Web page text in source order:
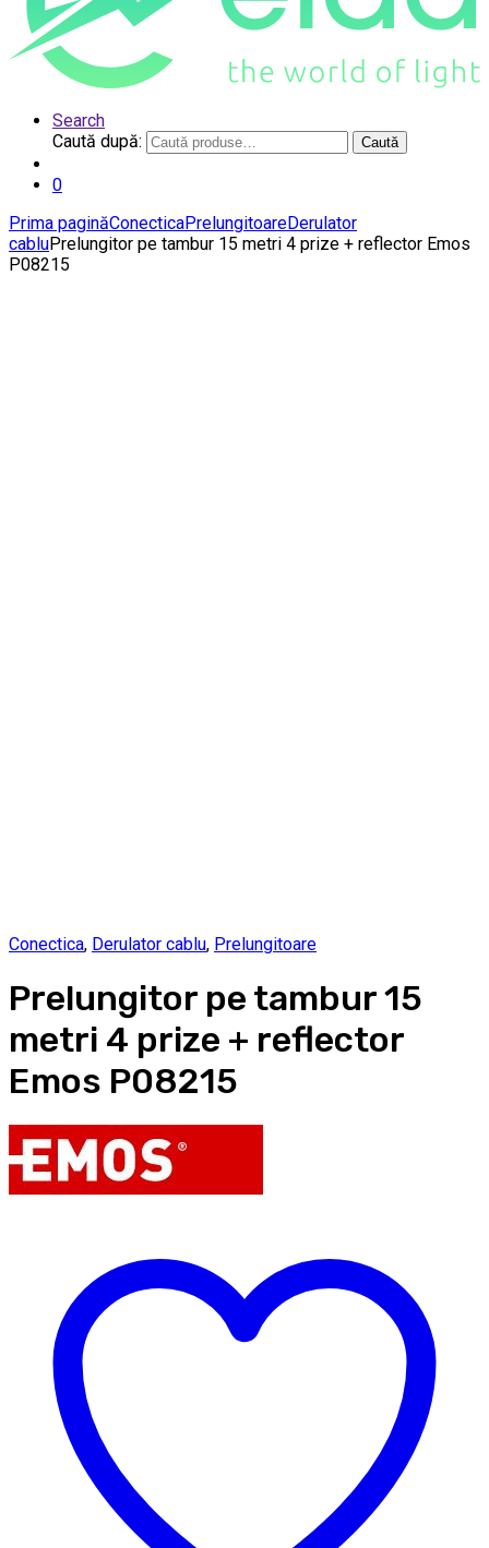
Search
Caută după:
Caută
0
Prima paginăConecticaPrelungitoareDerulator
cabluPrelungitor pe tambur 15 metri 4 prize + reflector Emos
P08215
Conectica, Derulator cablu, Prelungitoare
Prelungitor pe tambur 15
metri 4 prize + reflector
Emos P08215